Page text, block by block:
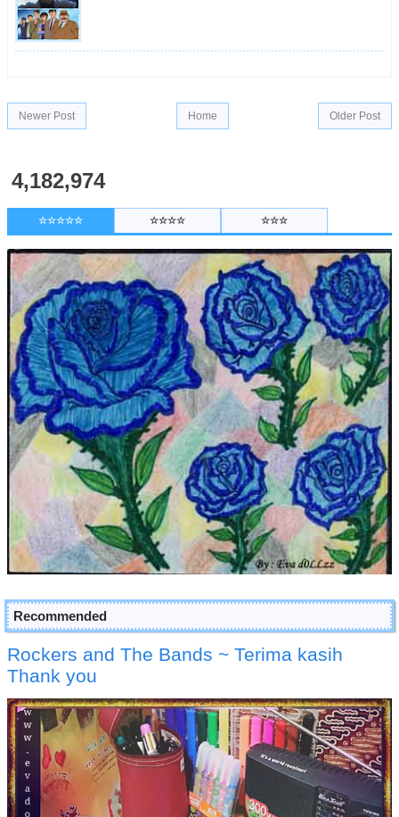
Newer Post Older Post
Home
4,182,974
☆☆☆☆☆ ☆☆☆☆ ☆☆☆
Recommended
Rockers and The Bands ~ Terima kasih
Thank you